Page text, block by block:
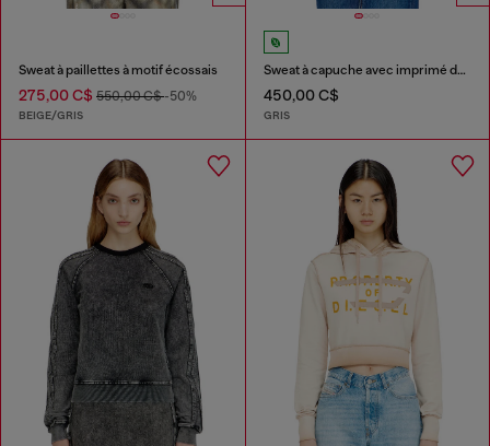
Sweat à paillettes à motif écossais
275,00 C$ 550,00 C$-50%
BEIGE/GRIS
Sweat à capuche avec imprimé dévoré
450,00 C$
GRIS